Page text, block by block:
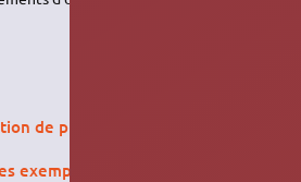
de phonologie »
exemples de phonologie »